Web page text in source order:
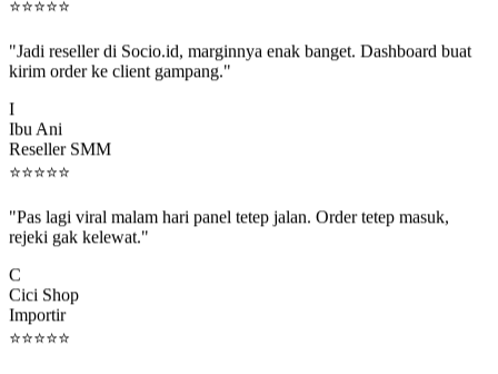
kirim order ke client gampang."
Ibu Ani
Reseller SMM
⭐⭐⭐⭐⭐
rejeki gak kelewat."
Cici Shop
Importir
⭐⭐⭐⭐⭐